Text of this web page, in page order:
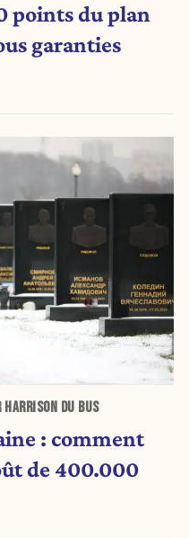
points du plan
garanties
DU BUS
: comment
de 400.000